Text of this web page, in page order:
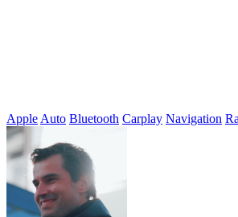
Apple Auto Bluetooth Carplay Navigation